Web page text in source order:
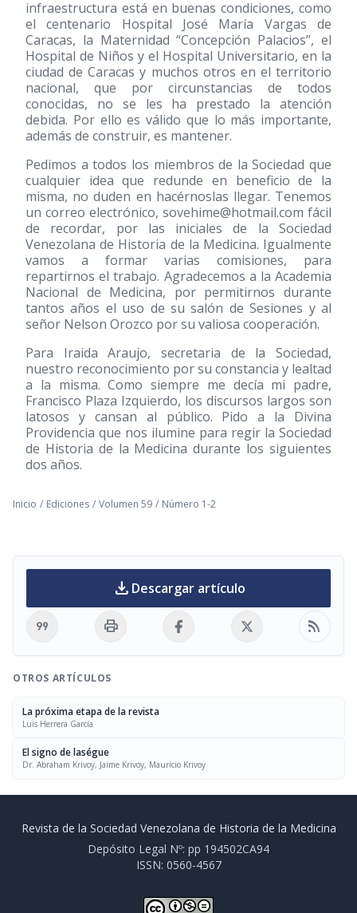
infraestructura está en buenas condiciones, como
el centenario Hospital José María Vargas de
Caracas, la Maternidad “Concepción Palacios”, el
Hospital de Niños y el Hospital Universitario, en la
ciudad de Caracas y muchos otros en el territorio
nacional, que por circunstancias de todos
conocidas, no se les ha prestado la atención
debida. Por ello es válido que lo más importante,
además de construir, es mantener.
Pedimos a todos los miembros de la Sociedad que
cualquier idea que redunde en beneficio de la
misma, no duden en hacérnoslas llegar. Tenemos
un correo electrónico, sovehime@hotmail.com fácil
de recordar, por las iniciales de la Sociedad
Venezolana de Historia de la Medicina. Igualmente
vamos a formar varias comisiones, para
repartirnos el trabajo. Agradecemos a la Academia
Nacional de Medicina, por permitirnos durante
tantos años el uso de su salón de Sesiones y al
señor Nelson Orozco por su valiosa cooperación.
Para Iraida Araujo, secretaria de la Sociedad,
nuestro reconocimiento por su constancia y lealtad
a la misma. Como siempre me decía mi padre,
Francisco Plaza Izquierdo, los discursos largos son
latosos y cansan al público. Pido a la Divina
Providencia que nos ilumine para regir la Sociedad
de Historia de la Medicina durante los siguientes
dos años.
Inicio / Ediciones / Volumen 59 / Número 1-2
download Descargar artículo
format_quote print rss_feed
OTROS ARTÍCULOS
La próxima etapa de la revista
Luis Herrera García
El signo de laségue
Dr. Abraham Krivoy, Jaime Krivoy, Mauricio Krivoy
Revista de la Sociedad Venezolana de Historia de la Medicina
Depósito Legal Nº: pp 194502CA94
ISSN: 0560-4567